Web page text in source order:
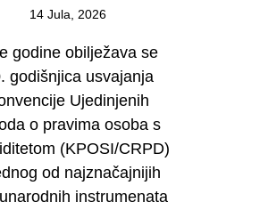
14 Jula, 2026
godine obilježava se
godišnjica usvajanja
Ujedinjenih
o pravima osoba s
(KPOSI/CRPD)
od najznačajnijih
instrumenata